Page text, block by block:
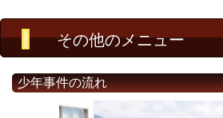
その他のメニュー
少年事件の流れ